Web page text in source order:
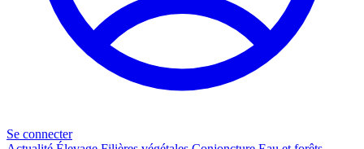
Se connecter